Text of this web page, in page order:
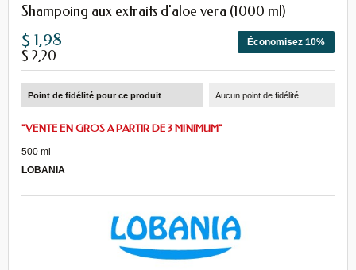
Shampoing aux extraits d'aloe vera (1000 ml)
Économisez 10%
$ 1,98
$ 2,20
Point de fidélité pour ce produit Aucun point de fidélité
"VENTE EN GROS A PARTIR DE 3 MINIMUM"
500 ml
LOBANIA